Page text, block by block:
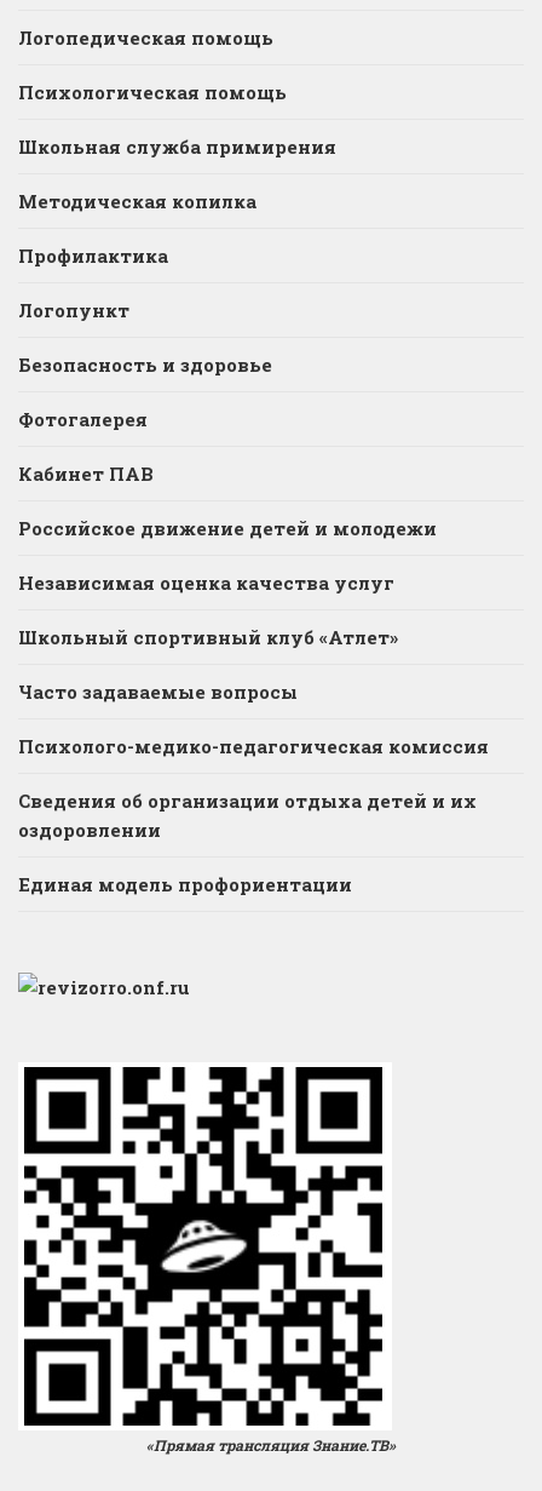
Логопедическая помощь
Психологическая помощь
Школьная служба примирения
Методическая копилка
Профилактика
Логопункт
Безопасность и здоровье
Фотогалерея
Кабинет ПАВ
Российское движение детей и молодежи
Независимая оценка качества услуг
Школьный спортивный клуб «Атлет»
Часто задаваемые вопросы
Психолого-медико-педагогическая комиссия
Сведения об организации отдыха детей и их
оздоровлении
Единая модель профориентации
«Прямая трансляция Знание.ТВ»